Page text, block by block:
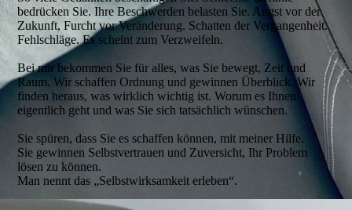
bedrücken Sie. Ihre Beschwerden belasten Sie. Angst vor der
Zukunft, Furcht vor Veränderung. Schatten der Vergangenheit.
Fehlschläge. Es scheint zum Verzweifeln.
Bei mir bekommen Sie für alles, was Sie bewegt, Zeit und
Raum. Wir schaffen Ordnung und gewinnen Überblick. Wir
finden heraus, was wirklich wichtig ist. Worum es Ihnen
eigentlich geht und was Sie sich tatsächlich wünschen.
Sie spüren, dass Sie es schaffen können, mit meiner Hilfe.
Sie gewinnen Selbstvertrauen und Zuversicht, Ihr Problem
lösen zu können.
Man nennt das „Selbstwirksamkeit erleben“.